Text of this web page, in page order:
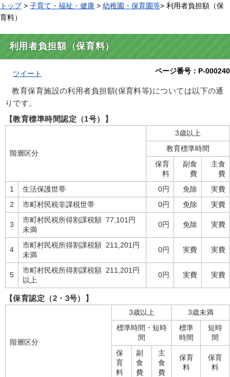
トップ> 子育て・福祉・健康 > 幼稚園・保育園等> 利用者負担額（保
育料）
利用者負担額（保育料）
ページ番号：P-000240
ツイート
教育保育施設の利用者負担額(保育料等)については以下の通
りです。
【教育標準時間認定（1号）】
階層区分
3歳以上
教育標準時間
保育
料
副食
費
主食
費
1
生活保護世帯 0円 免除
実費
2
市町村民税非課税世帯 0円 免除 実費
3
市町村民税所得割課税額 77,101円
未満
0円 免除 実費
4
市町村民税所得割課税額 211,201円
未満
0円 実費 実費
5
市町村民税所得割課税額 211,201円
以上
0円 実費 実費
【保育認定（2・3号）】
階層区分
3歳以上
3歳未満
標準時間・短時
間
標準
時間
短時
間
保
育
料
副
食
費
主
食
費
保育
料
保育
料